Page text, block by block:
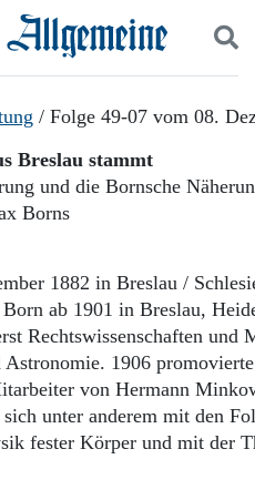
/ Folge 49-07 vom 08.
Breslau stammt
und die Bornsche
Borns
1882 in Breslau /
ab 1901 in Breslau,
Rechtswissenschaften und
1906
von Hermann
unter anderem mit den
fester Körper und mit der